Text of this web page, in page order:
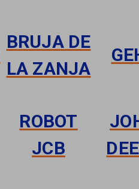
BRUJA DE
LA ZANJA
ROBOT
JCB